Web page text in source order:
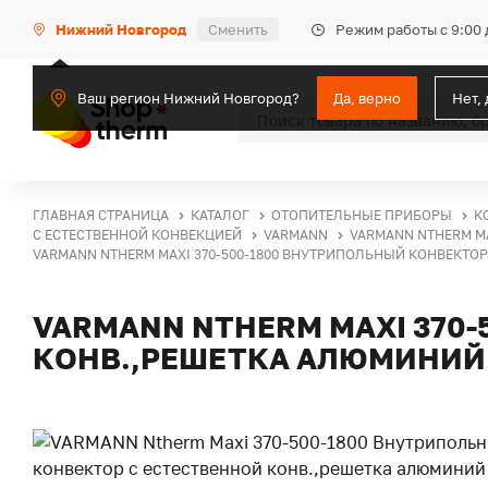
Нижний Новгород Сменить Режим работы с 9:00
Ваш регион Нижний Новгород? Да, верно Нет,
ГЛАВНАЯ СТРАНИЦА КАТАЛОГ ОТОПИТЕЛЬНЫЕ ПРИБОРЫ
С ЕСТЕСТВЕННОЙ КОНВЕКЦИЕЙ
VARMANN VARMANN NTHERM
VARMANN NTHERM MAXI 370-500-1800 ВНУТРИПОЛЬНЫЙ
VARMANN NTHERM MAXI
КОНВ.,РЕШЕТКА АЛЮМИНИЙ